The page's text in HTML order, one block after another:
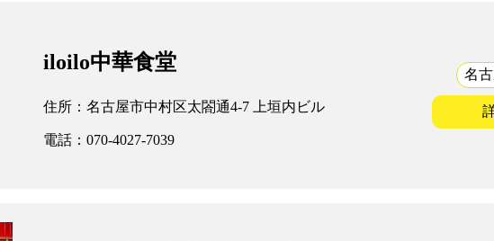
iloilo中華食堂
住所：名古屋市中村区太閤通4-7 上垣内ビル
電話：070-4027-7039
名